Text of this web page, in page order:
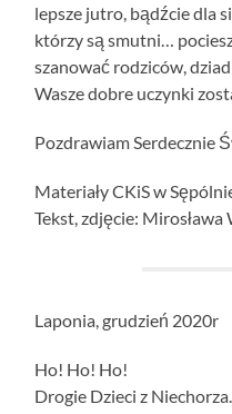
lepsze jutro, bądźcie dla
którzy są smutni…
szanować rodziców,
Wasze dobre uczynki
Pozdrawiam Serdecznie
Materiały CKiS w
Tekst, zdjęcie: Mirosława
Laponia, grudzień 2020r
Ho! Ho! Ho!
Drogie Dzieci z Niechorza.